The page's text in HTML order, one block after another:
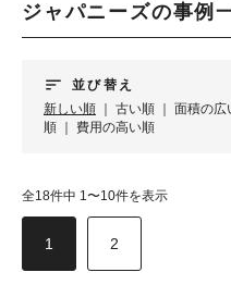
ジャパニーズの事例
sort
並び替え
新しい順
古い順 面積の広
順
費用の高い順
全18件中 1〜10件を表示
1 2